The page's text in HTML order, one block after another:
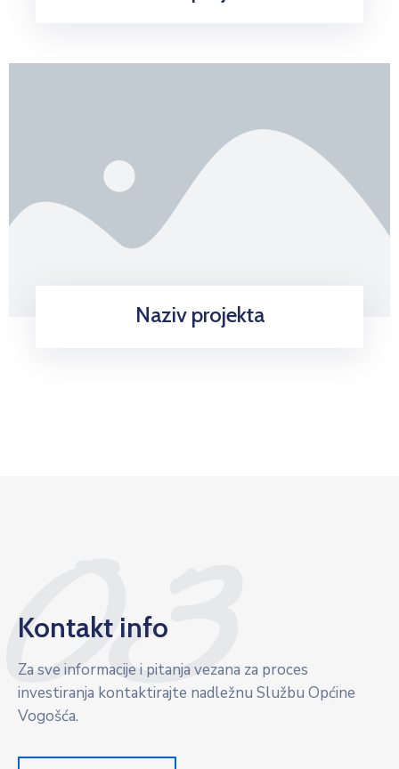
Naziv projekta
Kontakt info
Za sve informacije i pitanja vezana za proces
investiranja kontaktirajte nadležnu Službu Općine
Vogošća.
03